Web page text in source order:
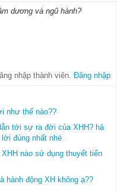
dương và ngũ hành?
nhập thành viên. Đăng nhập
như thế nào??
tới sự ra đời của XHH? hả
đúng nhất nhé
nào sử dụng thuyết tiến
hành động XH không ạ??